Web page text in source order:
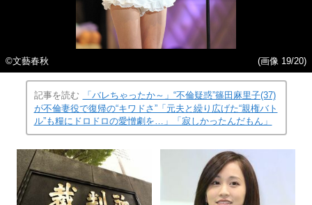
©文藝春秋 (画像 19/20)
記事を読む
「バレちゃったか～」“不倫疑惑”篠田麻里子(37)
が不倫妻役で復帰の“キワドさ”「元夫と繰り広げた“親権バト
ル”も糧にドロドロの愛憎劇を…」「寂しかったんだもん」